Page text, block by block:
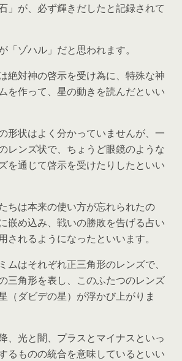
」が、必ず輝きだしたと記録されて
「ゾハル」だと思われます。
絶対神の啓示を受け為に、特殊な神
を作って、星の動きを読んだといい
形状はよく分かっていませんが、一
レンズ状で、ちょうど眼鏡のような
を通じて啓示を受けたりしたといい
ちは本来の使い方が忘れられたの
嵌め込み、戦いの勝敗を告げる占い
されるようになったといいます。
ムはそれぞれ正三角形のレンズで、
三角形を表し、このふたつのレンズ
（ダビデの星）が浮かび上がりま
、光と闇、プラスとマイナスといっ
るものの統合を意味しているといい